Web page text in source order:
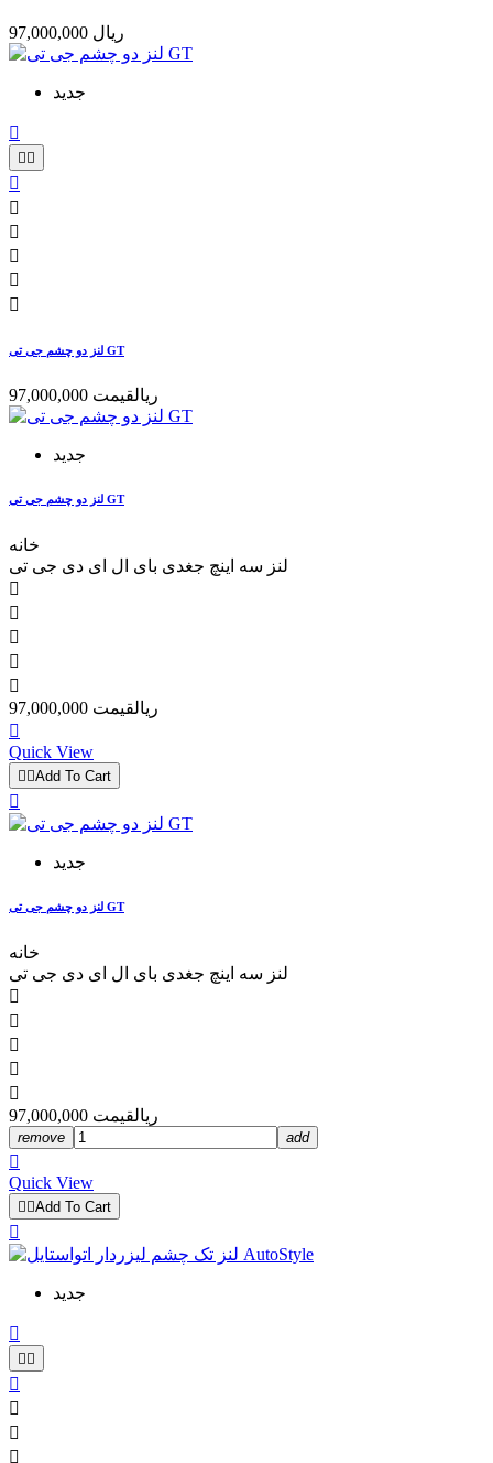
97,000,000 ریال
جدید








لنز دو چشم جی تی GT
97,000,000 ریالقیمت
جدید
لنز دو چشم جی تی GT
خانه
لنز سه اینچ جغدی بای ال ای دی جی تی





97,000,000 ریالقیمت

Quick View
 Add To Cart

جدید
لنز دو چشم جی تی GT
خانه
لنز سه اینچ جغدی بای ال ای دی جی تی





97,000,000 ریالقیمت
remove add

Quick View
 Add To Cart

جدید

 



